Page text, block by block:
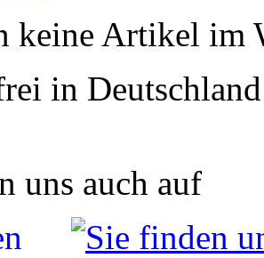
keine Artikel im
in
uns auch auf